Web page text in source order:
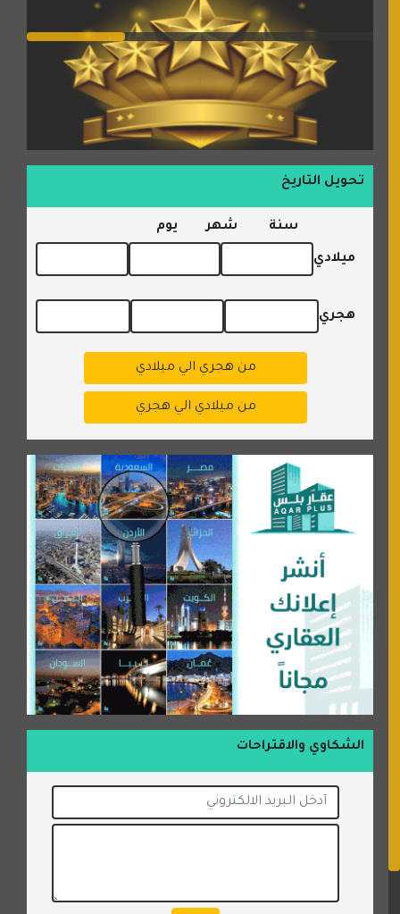
تحويل التاريخ
سنة شهر يوم
ميلادي
هجري
من هجري الي ميلادي
من ميلادي الي هجري
الشكاوي والاقتراحات